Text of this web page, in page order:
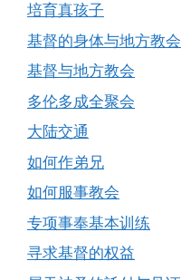
培育真孩子
基督的身体与地方教会
基督与地方教会
多伦多成全聚会
大陆交通
如何作弟兄
如何服事教会
专项事奉基本训练
寻求基督的权益